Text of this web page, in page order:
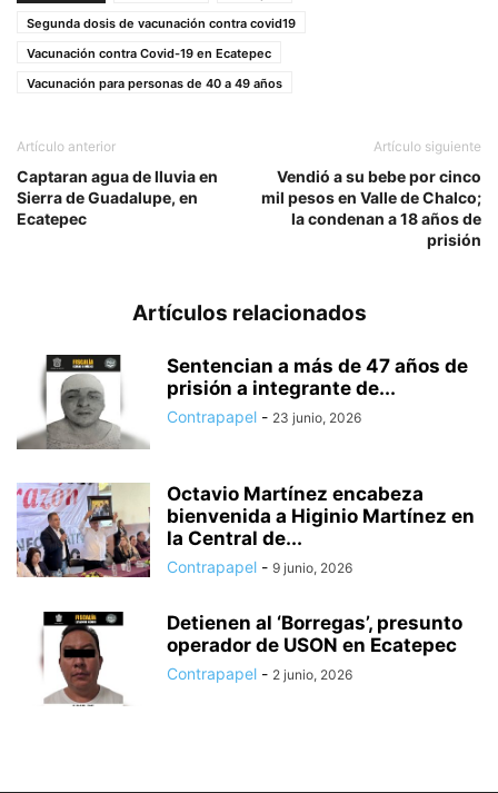
Segunda dosis de vacunación contra covid19
Vacunación contra Covid-19 en Ecatepec
Vacunación para personas de 40 a 49 años
Artículo anterior
Captaran agua de lluvia en
Sierra de Guadalupe, en
Ecatepec
Artículo siguiente
Vendió a su bebe por cinco
mil pesos en Valle de Chalco;
la condenan a 18 años de
prisión
Artículos relacionados
Sentencian a más de 47 años de
prisión a integrante de...
Contrapapel - 23 junio, 2026
Octavio Martínez encabeza
bienvenida a Higinio Martínez en
la Central de...
Contrapapel - 9 junio, 2026
Detienen al ‘Borregas’, presunto
operador de USON en Ecatepec
Contrapapel - 2 junio, 2026